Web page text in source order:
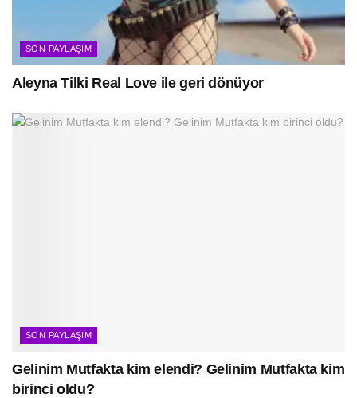
SON PAYLAŞIM
Aleyna Tilki Real Love ile geri dönüyor
SON PAYLAŞIM
Gelinim Mutfakta kim elendi? Gelinim Mutfakta kim
birinci oldu?